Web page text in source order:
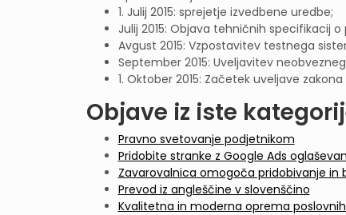
1. Julij 2015: sprejetje izvedbene uredbe;
Julij 2015: Objava tehničnih specifikacij
Avgust 2015: Vzpostavitev testnega
September 2015: Uveljavitev
1. Oktober 2015: Začetek uveljave
Objave iz iste
Pravno svetovanje podjetnikom
Pridobite stranke z Google Ads
Zavarovalnica omogoča pridobivanje in
Prevod iz angleščine v slovenščino
Kvalitetna in moderna oprema